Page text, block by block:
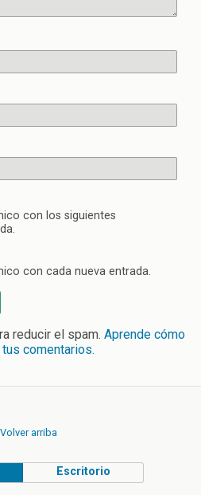
con los siguientes
con cada nueva entrada.
reducir el spam. Aprende cómo
comentarios.
Volver arriba
Escritorio